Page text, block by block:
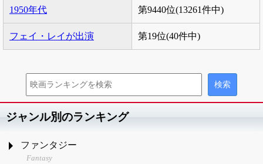
1950年代 第9440位(13261件中)
フェイ・レイが出演 第19位(40件中)
ジャンル別のランキング
ファンタジー
Fantasy